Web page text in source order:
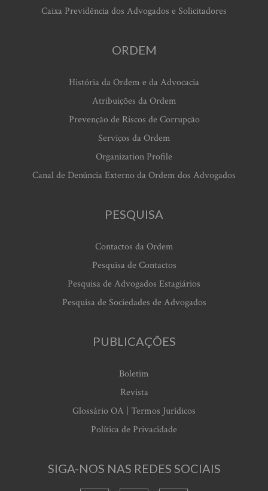
Caixa Previdência dos Advogados e Solicitadores
ORDEM
História da Ordem e da Advocacia
Atribuições da Ordem
Prevenção de Riscos de Corrupção
Serviços da Ordem
Organization Profile
Canal de Denúncia Externo da Ordem dos Advogados
PESQUISA
Contactos da Ordem
Pesquisa de Contactos
Pesquisa de Advogados Estagiários
Pesquisa de Sociedades de Advogados
PUBLICAÇÕES
Boletim
Revista
Glossário OA | Termos Jurídicos
Política de Privacidade
SIGA-NOS NAS REDES SOCIAIS